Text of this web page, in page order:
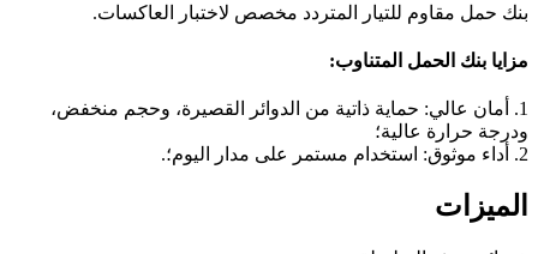
بنك حمل مقاوم للتيار المتردد مخصص لاختبار العاكسات.
مزايا بنك الحمل المتناوب:
1. أمان عالي: حماية ذاتية من الدوائر القصيرة، وحجم منخفض،
ودرجة حرارة عالية؛
2. أداء موثوق: استخدام مستمر على مدار اليوم؛.
الميزات